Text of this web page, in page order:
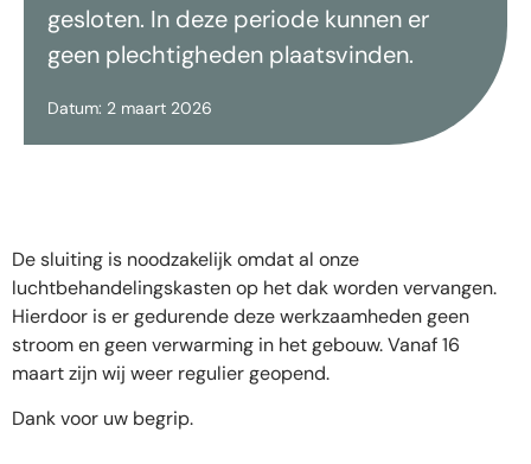
gesloten. In deze periode kunnen er
geen plechtigheden plaatsvinden.
Datum: 2 maart 2026
De sluiting is noodzakelijk omdat al onze
luchtbehandelingskasten op het dak worden vervangen.
Hierdoor is er gedurende deze werkzaamheden geen
stroom en geen verwarming in het gebouw. Vanaf 16
maart zijn wij weer regulier geopend.
Dank voor uw begrip.